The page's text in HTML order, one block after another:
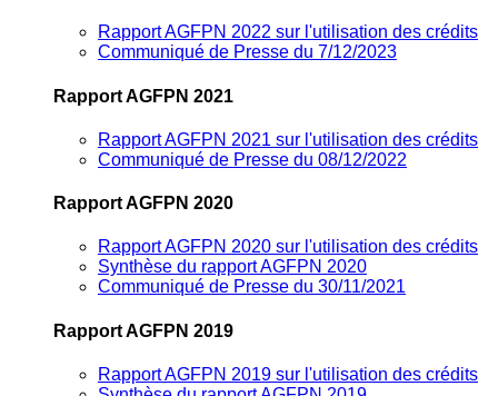
Rapport AGFPN 2022 sur l'utilisation des crédits
Communiqué de Presse du 7/12/2023
Rapport AGFPN 2021
Rapport AGFPN 2021 sur l'utilisation des crédits
Communiqué de Presse du 08/12/2022
Rapport AGFPN 2020
Rapport AGFPN 2020 sur l'utilisation des crédits
Synthèse du rapport AGFPN 2020
Communiqué de Presse du 30/11/2021
Rapport AGFPN 2019
Rapport AGFPN 2019 sur l'utilisation des crédits